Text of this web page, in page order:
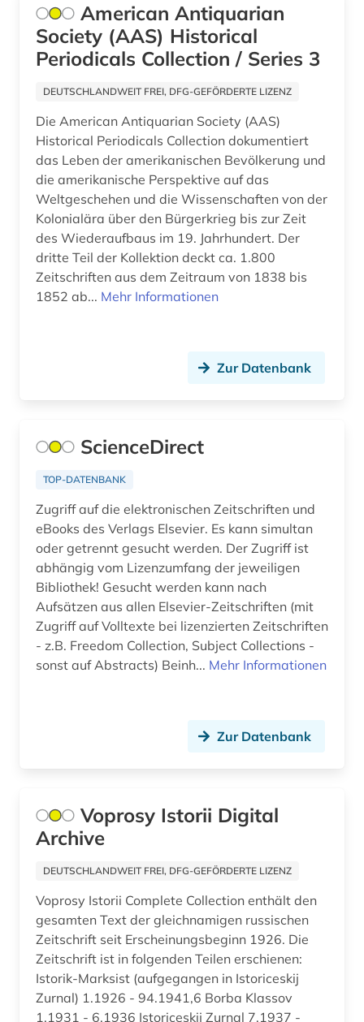
elektronik (2)
elektronische medien (1)
elektronische zeitschrift (70)
elektronische zeitschrift zeitschriftenaufsatz
(1)
elektronisches buch (18)
elektronisches publizieren (2)
elektrooptik (1)
elektrotechnik (6)
energieerzeugung (1)
entomologie (1)
entwicklung (1)
entwicklungen (1)
entwicklungspolitik (1)
enzyklopädie (1)
erziehungsiwssenschaft (1)
erziehungswissenschaft (1)
essay (1)
estland (4)
American Antiquarian
Society (AAS) Historical
Periodicals Collection / Series 3
DEUTSCHLANDWEIT FREI, DFG-GEFÖRDERTE LIZENZ
Die American Antiquarian Society (AAS)
Historical Periodicals Collection dokumentiert
das Leben der amerikanischen Bevölkerung und
die amerikanische Perspektive auf das
Weltgeschehen und die Wissenschaften von der
Kolonialära über den Bürgerkrieg bis zur Zeit
des Wiederaufbaus im 19. Jahrhundert. Der
dritte Teil der Kollektion deckt ca. 1.800
Zeitschriften aus dem Zeitraum von 1838 bis
1852 ab... Mehr Informationen
Zur Datenbank
ScienceDirect
TOP-DATENBANK
Zugriff auf die elektronischen Zeitschriften und
eBooks des Verlags Elsevier. Es kann simultan
oder getrennt gesucht werden. Der Zugriff ist
abhängig vom Lizenzumfang der jeweiligen
Bibliothek! Gesucht werden kann nach
Aufsätzen aus allen Elsevier-Zeitschriften (mit
Zugriff auf Volltexte bei lizenzierten Zeitschriften
- z.B. Freedom Collection, Subject Collections -
sonst auf Abstracts) Beinh... Mehr Informationen
Zur Datenbank
Voprosy Istorii Digital
Archive
DEUTSCHLANDWEIT FREI, DFG-GEFÖRDERTE LIZENZ
Voprosy Istorii Complete Collection enthält den
gesamten Text der gleichnamigen russischen
Zeitschrift seit Erscheinungsbeginn 1926. Die
Zeitschrift ist in folgenden Teilen erschienen:
Istorik-Marksist (aufgegangen in Istoriceskij
Zurnal) 1.1926 - 94.1941,6 Borba Klassov
1.1931 - 6.1936 Istoriceskij Zurnal 7.1937 -